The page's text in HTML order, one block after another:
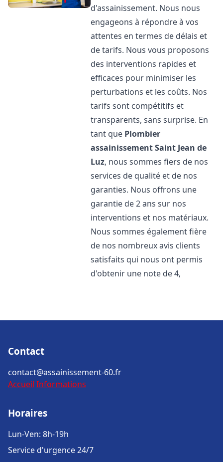
d'assainissement. Nous nous
engageons à répondre à vos
attentes en termes de délais et
de tarifs. Nous vous proposons
des interventions rapides et
efficaces pour minimiser les
perturbations et les coûts. Nos
tarifs sont compétitifs et
transparents, sans surprise. En
tant que Plombier
assainissementSaint Jean de
Luz, nous sommes fiers de nos
services de qualité et de nos
garanties. Nous offrons une
garantie de 2 ans sur nos
interventions et nos matériaux.
Nous sommes également fière
de nos nombreux avis clients
satisfaits qui nous ont permis
d'obtenir une note de 4,
Contact
contact@assainissement-60.fr
Accueil Informations
Horaires
Lun-Ven: 8h-19h
Service d'urgence 24/7